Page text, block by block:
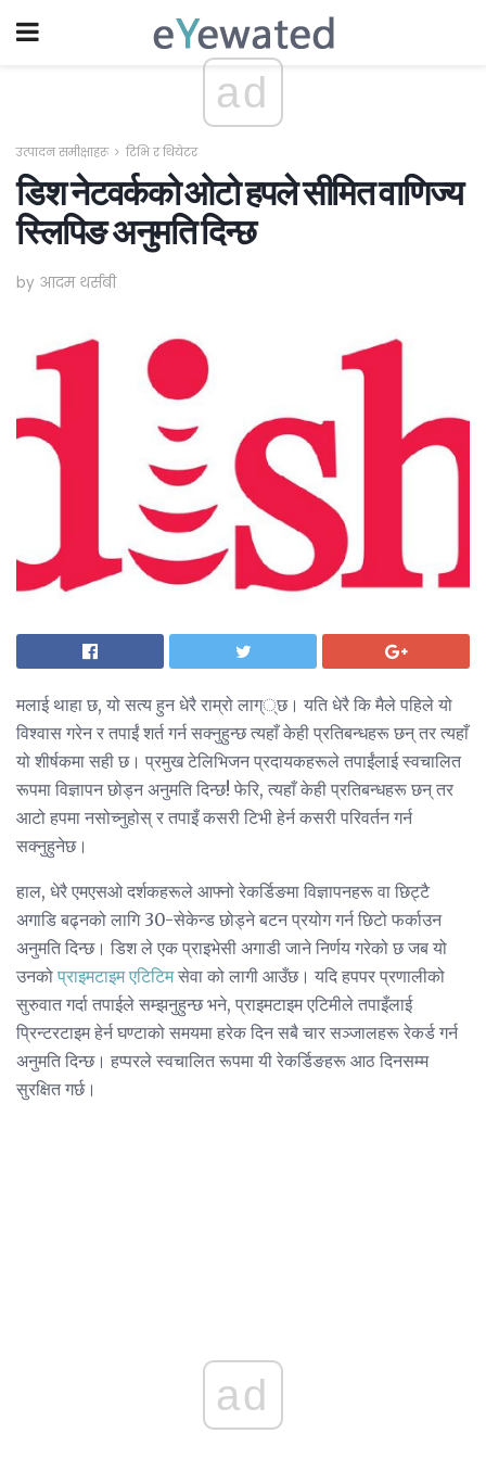
ad
उत्पादन समीक्षाहरू टिभि र थियेटर
डिश नेटवर्कको ओटो हपले सीमित वाणिज्य
स्लिपिङ अनुमति दिन्छ
by आदम थर्सबी
मलाई थाहा छ, यो सत्य हुन धेरै राम्रो लाग््छ। यति धेरै कि मैले पहिले यो
विश्वास गरेन र तपाईं शर्त गर्न सक्नुहुन्छ त्यहाँ केही प्रतिबन्धहरू छन् तर त्यहाँ
यो शीर्षकमा सही छ। प्रमुख टेलिभिजन प्रदायकहरूले तपाईंलाई स्वचालित
रूपमा विज्ञापन छोड्न अनुमति दिन्छ! फेरि, त्यहाँ केही प्रतिबन्धहरू छन् तर
आटो हपमा नसोच्नुहोस् र तपाइँ कसरी टिभी हेर्न कसरी परिवर्तन गर्न
सक्नुहुनेछ।
हाल, धेरै एमएसओ दर्शकहरूले आफ्नो रेकर्डिङमा विज्ञापनहरू वा छिट्टै
अगाडि बढ्नको लागि 30-सेकेन्ड छोड्ने बटन प्रयोग गर्न छिटो फर्काउन
अनुमति दिन्छ। डिश ले एक प्राइभेसी अगाडी जाने निर्णय गरेको छ जब यो
उनको प्राइमटाइम एटिटिमसेवा को लागी आउँछ। यदि हपपर प्रणालीको
सुरुवात गर्दा तपाईले सम्झनुहुन्छ भने, प्राइमटाइम एटिमीले तपाइँलाई
प्रिन्टरटाइम हेर्न घण्टाको समयमा हरेक दिन सबै चार सञ्जालहरू रेकर्ड गर्न
अनुमति दिन्छ। हप्परले स्वचालित रूपमा यी रेकर्डिङहरू आठ दिनसम्म
सुरक्षित गर्छ।
ad